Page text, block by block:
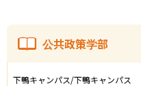
公共政策学部
下鴨キャンパス/下鴨キャンパス